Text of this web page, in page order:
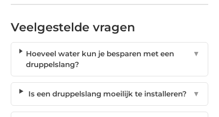
Veelgestelde vragen
Hoeveel water kun je besparen met een
druppelslang?
▼
Is een druppelslang moeilijk te installeren? ▼